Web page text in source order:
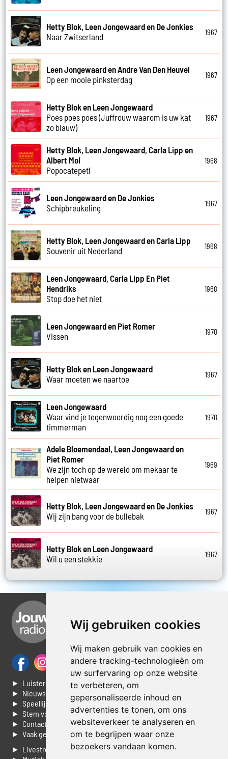
Wij gebruiken cookies
Wij maken gebruik van cookies en
andere tracking-technologieën om
uw surfervaring op onze website
te verbeteren, om
gepersonaliseerde inhoud en
advertenties te tonen, om ons
websiteverkeer te analyseren en
om te begrijpen waar onze
bezoekers vandaan komen.
Hetty Blok, Leen Jongewaard en De Jonkies
Naar Zwitserland
1967
Leen Jongewaard en Andre Van Den Heuvel
Op een mooie pinksterdag
1967
Hetty Blok en Leen Jongewaard
Poes poes poes (Juffrouw waarom is uw kat
zo blauw)
1967
Hetty Blok, Leen Jongewaard, Carla Lipp en
Albert Mol
Popocatepetl
1968
Leen Jongewaard en De Jonkies
Schipbreukeling
1967
Hetty Blok, Leen Jongewaard en Carla Lipp
Souvenir uit Nederland
1968
Leen Jongewaard, Carla Lipp En Piet
Hendriks
Stop doe het niet
1968
Leen Jongewaard en Piet Romer
Vissen
1970
Hetty Blok en Leen Jongewaard
Waar moeten we naartoe
1967
Leen Jongewaard
Waar vind je tegenwoordig nog een goede
timmerman
1970
Adele Bloemendaal, Leen Jongewaard en
Piet Romer
We zijn toch op de wereld om mekaar te
helpen nietwaar
1969
Hetty Blok, Leen Jongewaard en De Jonkies
Wij zijn bang voor de bullebak
1967
Hetty Blok en Leen Jongewaard
Wil u een stekkie
1967
► Luisteren naar Jouwradio
► Nieuws
► Speellijst
► Stem voor de Dag top 3
► Contacteer ons
► Vaak gestelde vragen
► Livestream informatie